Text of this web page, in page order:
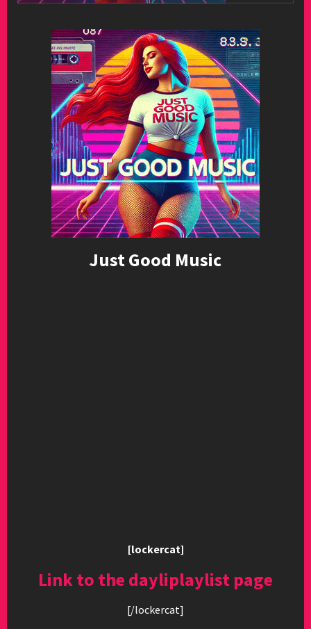
Just Good Music
[lockercat]
Link to the dayliplaylist page
[/lockercat]